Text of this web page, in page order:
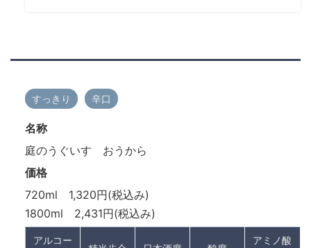
すっきり 辛口
名称
庭のうぐいす おうから
価格
720ml 1,320円(税込み)
1800ml 2,431円(税込み)
アルコー
アミノ酸